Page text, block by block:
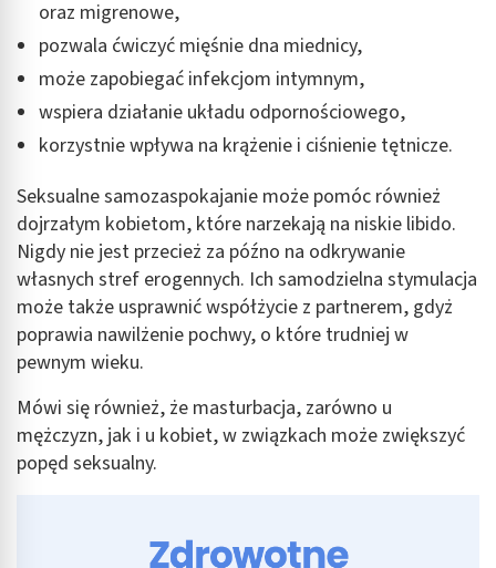
oraz migrenowe,
pozwala ćwiczyć mięśnie dna miednicy,
może zapobiegać infekcjom intymnym,
wspiera działanie układu odpornościowego,
korzystnie wpływa na krążenie i ciśnienie tętnicze.
Seksualne samozaspokajanie może pomóc również
dojrzałym kobietom, które narzekają na niskie libido.
Nigdy nie jest przecież za późno na odkrywanie
własnych stref erogennych. Ich samodzielna stymulacja
może także usprawnić współżycie z partnerem, gdyż
poprawia nawilżenie pochwy, o które trudniej w
pewnym wieku.
Mówi się również, że masturbacja, zarówno u
mężczyzn, jak i u kobiet, w związkach może zwiększyć
popęd seksualny.